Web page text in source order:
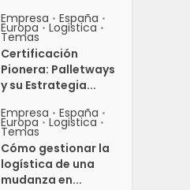
Empresa • España •
Europa • Logistica •
Temas
Certificación
Pionera: Palletways
y su Estrategia...
Empresa • España •
Europa • Logistica •
Temas
Cómo gestionar la
logística de una
mudanza en...